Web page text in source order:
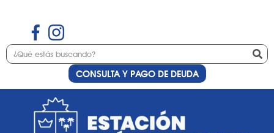
CONSULTA Y PAGO DE DEUDA